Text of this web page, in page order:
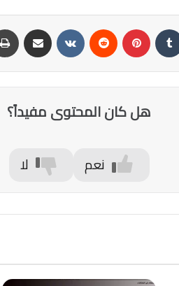
هل كان المحتوى مفيداً؟
نعم لا